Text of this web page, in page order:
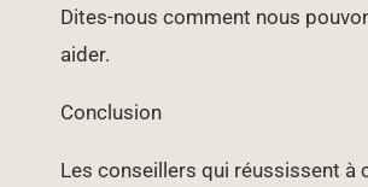
Dites-nous comment nous
aider.
Conclusion
Les conseillers qui réussissent à